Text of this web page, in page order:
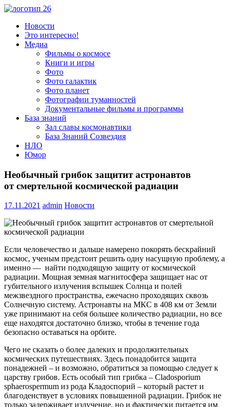
Пропустить
перейти
содержимому
Всё
космосе.
Новости
Это интересно!
Медиа
Фильмы о космосе
Книги и игры
Фото
Фото галактик
Фото планет
Фотографии туманностей
Документальные фильмы и программы
База знаний
Зал славы космонавтики
База Знаний Созвездия
НЛО
Юмор
Необычный грибок защитит астронавтов
от смертельной космической радиации
17.11.2021 admin Новости
Если человечество и дальше намерено покорять бескрайний
космос, ученым предстоит решить одну насущную проблему, а
именно — найти подходящую защиту от космической
радиации. Мощная земная магнитосфера защищает нас от
губительного излучения вспышек Солнца и полей
межзвездного пространства, ежечасно проходящих сквозь
Солнечную систему. Астронавты на МКС в 408 км от Земли
уже принимают на себя большее количество радиации, но все
еще находятся достаточно близко, чтобы в течение года
безопасно оставаться на орбите.
Чего не сказать о более далеких и продолжительных
космических путешествиях. Здесь понадобится защита
понадежней – и возможно, обратиться за помощью следует к
царству грибов. Есть особый тип грибка – Cladosporium
sphaerospermum из рода Кладоспорий – который растет и
благоденствует в условиях повышенной радиации. Грибок не
только задерживает излучение, но и фактически питается им